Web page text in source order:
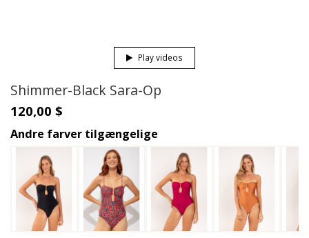
Play videos
Shimmer-Black Sara-Op
120,00 $
Andre farver tilgængelige